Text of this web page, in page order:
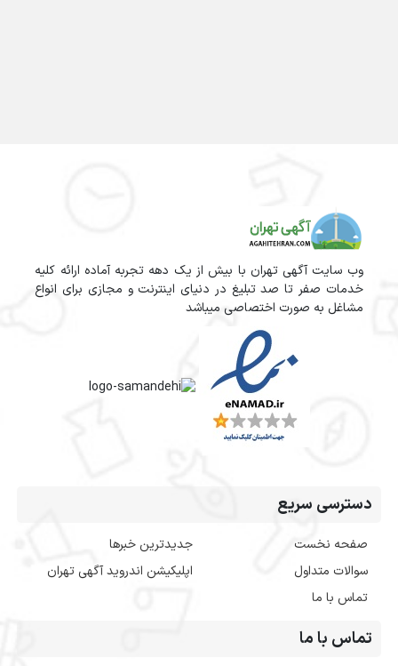
وب سایت آگهی تهران با بیش از یک دهه تجربه آماده ارائه کلیه
خدمات صفر تا صد تبلیغ در دنیای اینترنت و مجازی برای انواع
مشاغل به صورت اختصاصی میباشد
دسترسی سریع
صفحه نخست
سوالات متداول
تماس با ما
جدیدترین خبرها
اپلیکیشن اندروید آگهی تهران
تماس با ما